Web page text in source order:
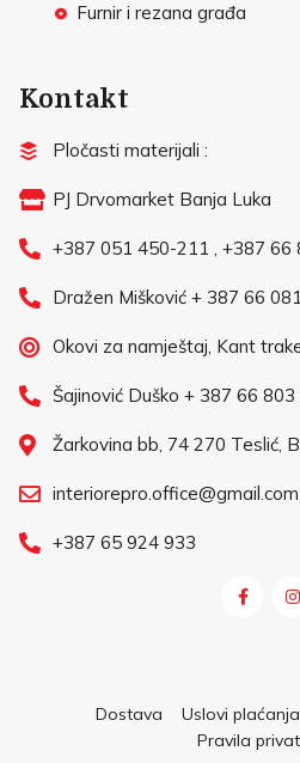
Furnir i rezana građa
Kontakt
Pločasti materijali :
PJ Drvomarket Banja Luka
+387 051 450-211 , +387 66
Dražen Mišković + 387 66
Okovi za namještaj, Kant
Šajinović Duško + 387 66 803
Žarkovina bb, 74 270 Teslić,
interiorepro.office@gmail.com
+387 65 924 933
Dostava Uslovi plaćanja
Pravila